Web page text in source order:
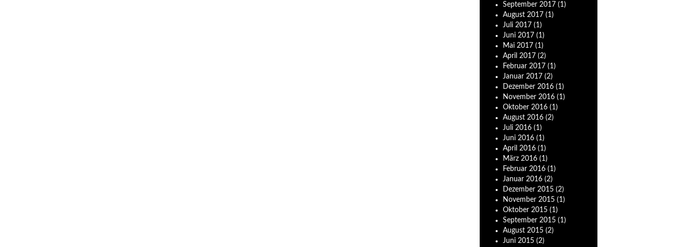
September 2017 (1)
August 2017 (1)
Juli 2017 (1)
Juni 2017 (1)
Mai 2017 (1)
April 2017 (2)
Februar 2017 (1)
Januar 2017 (2)
Dezember 2016 (1)
November 2016 (1)
Oktober 2016 (1)
August 2016 (2)
Juli 2016 (1)
Juni 2016 (1)
April 2016 (1)
März 2016 (1)
Februar 2016 (1)
Januar 2016 (2)
Dezember 2015 (2)
November 2015 (1)
Oktober 2015 (1)
September 2015 (1)
August 2015 (2)
Juni 2015 (2)